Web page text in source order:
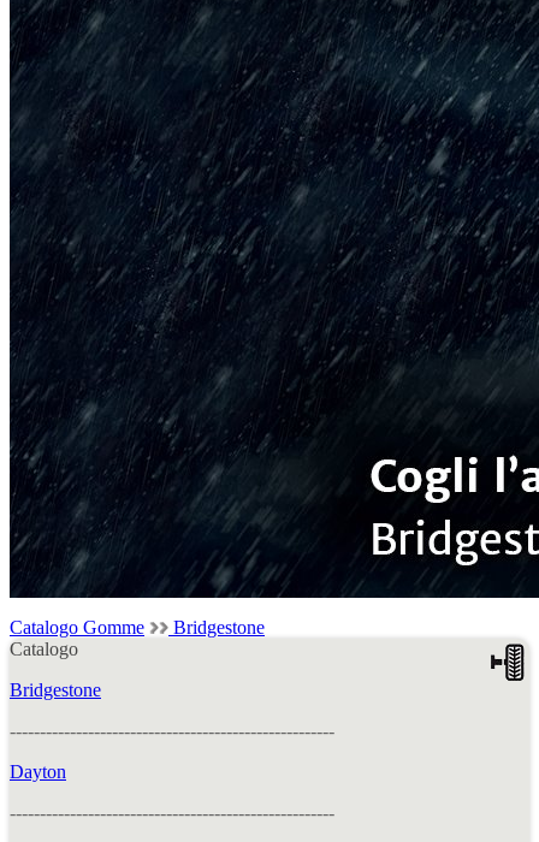
Catalogo Gomme
Bridgestone
Catalogo
Bridgestone
------------------------------------------------------
Dayton
------------------------------------------------------